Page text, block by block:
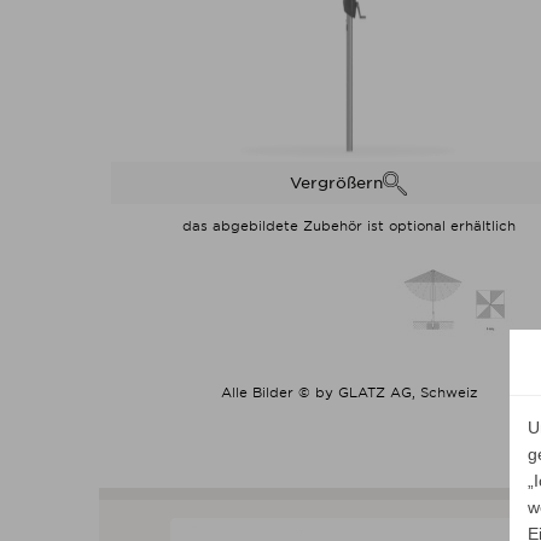
Vergrößern
das abgebildete Zubehör ist optional erhältlich
Alle Bilder © by GLATZ AG, Schweiz